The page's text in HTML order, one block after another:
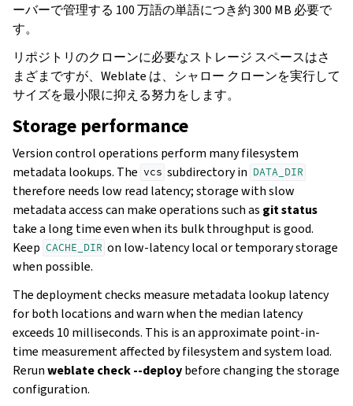
ーバーで管理する 100 万語の単語につき約 300 MB 必要で
す。
リポジトリのクローンに必要なストレージ スペースはさ
まざまですが、Weblate は、シャロー クローンを実行して
サイズを最小限に抑える努力をします。
Storage performance
Version control operations perform many filesystem
metadata lookups. The vcs subdirectory in DATA_DIR
therefore needs low read latency; storage with slow
metadata access can make operations such as git status
take a long time even when its bulk throughput is good.
Keep CACHE_DIR on low-latency local or temporary storage
when possible.
The deployment checks measure metadata lookup latency
for both locations and warn when the median latency
exceeds 10 milliseconds. This is an approximate point-in-
time measurement affected by filesystem and system load.
Rerunweblate check --deploybefore changing the storage
configuration.